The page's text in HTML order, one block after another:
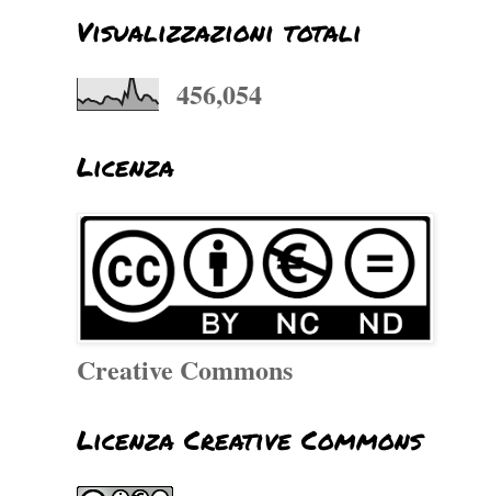
Visualizzazioni totali
456,054
Licenza
Creative Commons
Licenza Creative Commons